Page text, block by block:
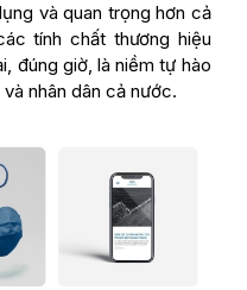
và quan trọng hơn cả
tính chất thương hiệu
đúng giờ, là niềm tự hào
nhân dân cả nước.